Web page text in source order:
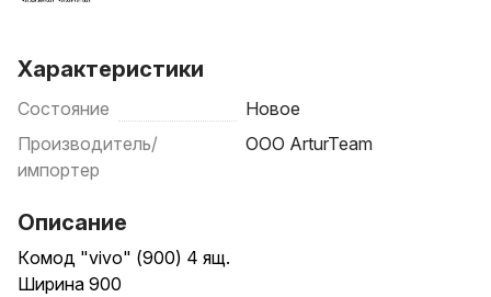
Характеристики
Состояние
Новое
Производитель/
импортер
OOO ArturTeam
Описание
Кoмoд "vivo" (900) 4 ящ.
Ширина 900